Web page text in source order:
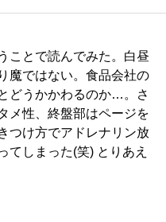
ことで読んでみた。白昼
魔ではない。食品会社の
どうかかわるのか…。さ
メ性、終盤部はページを
つけ方でアドレナリン放
てしまった(笑) とりあえ